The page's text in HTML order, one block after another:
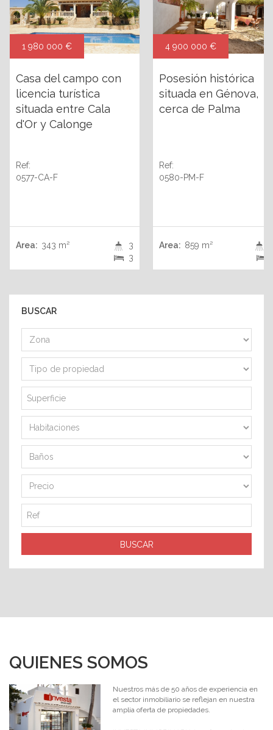
1 980 000 €
Casa del campo con
licencia turística
situada entre Cala
d'Or y Calonge
Ref:
0577-CA-F
Area: 343 m²
3
3
4 900 000 €
Posesión histórica
situada en Génova,
cerca de Palma
Ref:
0580-PM-F
Area: 859 m²
BUSCAR
QUIENES SOMOS
Nuestros más de 50 años de experiencia en
el sector inmobiliario se reflejan en nuestra
amplia oferta de propiedades.